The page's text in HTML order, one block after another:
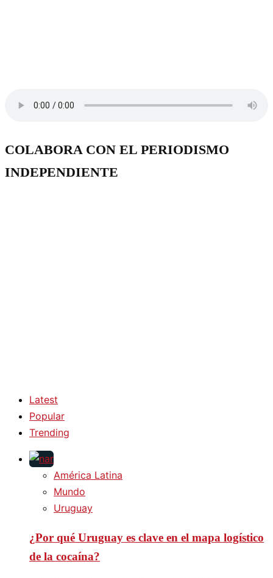
COLABORA CON EL PERIODISMO
INDEPENDIENTE
Latest
Popular
Trending
América Latina
Mundo
Uruguay
¿Por qué Uruguay es clave en el mapa logístico
de la cocaína?